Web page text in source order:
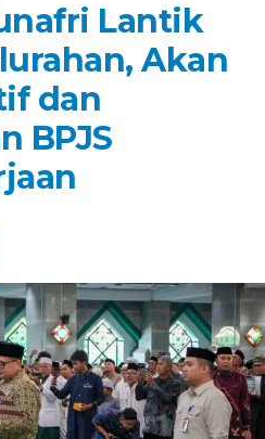
Lantik
Akan
dan
BPJS